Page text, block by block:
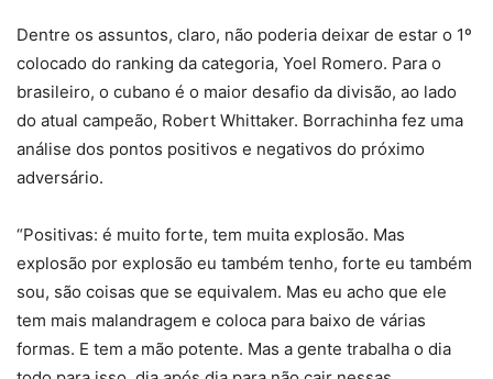
Dentre os assuntos, claro, não poderia deixar de estar o 1º
colocado do ranking da categoria, Yoel Romero. Para o
brasileiro, o cubano é o maior desafio da divisão, ao lado
do atual campeão, Robert Whittaker. Borrachinha fez uma
análise dos pontos positivos e negativos do próximo
adversário.
“Positivas: é muito forte, tem muita explosão. Mas
explosão por explosão eu também tenho, forte eu também
sou, são coisas que se equivalem. Mas eu acho que ele
tem mais malandragem e coloca para baixo de várias
formas. E tem a mão potente. Mas a gente trabalha o dia